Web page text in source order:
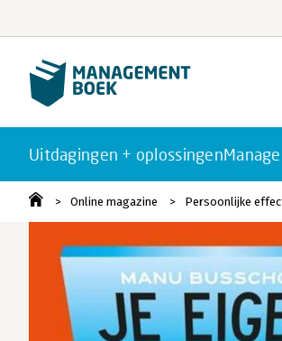
Uitdagingen + oplossingen
Online magazine Persoonlijke